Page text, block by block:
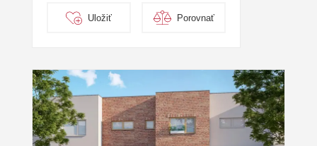
Uložiť Porovnať